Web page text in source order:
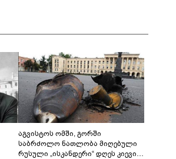
აგვისტოს ომში, გორში
საბრძოლო ნათლობა მიღებული
რუსული „ისკანდერი“ დღეს კიევის